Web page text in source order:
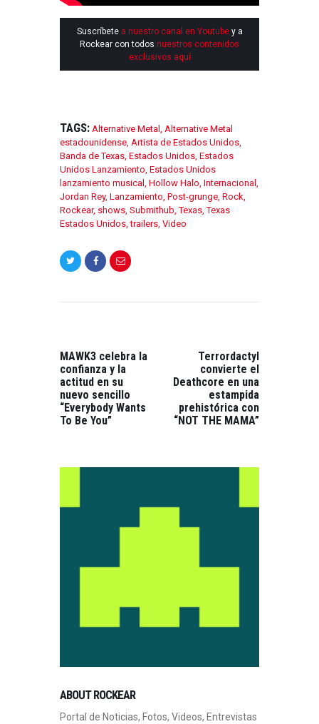
Suscríbete a nuestro canal en Youtubey a
Rockear con todos nuestros contenidos
exclusivos aquí
TAGS: Alternative Metal , Alternative Metal
estadounidense, Artista de Estados Unidos,
Banda de Texas, Estados Unidos, Estados
Unidos Lanzamiento, Estados Unidos
lanzamiento musical , Hollow Halo, Internacional ,
Jordan Rey, Lanzamiento, Post-grunge, Rock,
Rockear, shows, Submithub,Texas,Texas
Estados Unidos,trailers, Video
POST:
MAWK3 celebra la
confianza y la
actitud en su
nuevo sencillo
“Everybody Wants
To Be You”
POST:
Terrordactyl
convierte el
Deathcore en una
estampida
prehistórica con
“NOT THE MAMA”
ABOUT ROCKEAR
Portal de Noticias, Fotos, Videos, Entrevistas